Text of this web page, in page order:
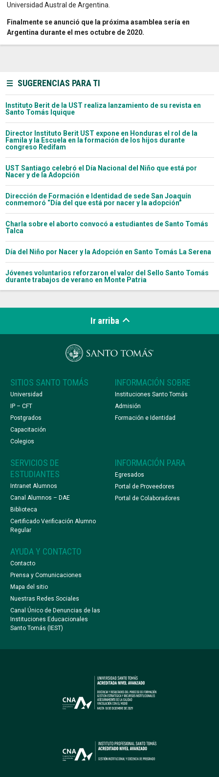
Universidad Austral de Argentina.
Finalmente se anunció que la próxima asamblea sería en
Argentina durante el mes octubre de 2020.
SUGERENCIAS PARA TI
Instituto Berit de la UST realiza lanzamiento de su revista en
Santo Tomás Iquique
Director Instituto Berit UST expone en Honduras el rol de la
Famila y la Escuela en la formación de los hijos durante
congreso Redifam
UST Santiago celebró el Día Nacional del Niño que está por
Nacer y de la Adopción
Dirección de Formación e Identidad de sede San Joaquín
conmemoró “Día del que está por nacer y la adopción”
Charla sobre el aborto convocó a estudiantes de Santo Tomás
Talca
Día del Niño por Nacer y la Adopción en Santo Tomás La Serena
Jóvenes voluntarios reforzaron el valor del Sello Santo Tomás
durante trabajos de verano en Monte Patria
Ir arriba
SITIOS SANTO TOMÁS
Universidad
IP – CFT
Postgrados
Capacitación
Colegios
INFORMACIÓN SOBRE
Instituciones Santo Tomás
Admisión
Formación e Identidad
SERVICIOS DE
ESTUDIANTES
Intranet Alumnos
Canal Alumnos – DAE
Biblioteca
Certificado Verificación Alumno
Regular
INFORMACIÓN PARA
Egresados
Portal de Proveedores
Portal de Colaboradores
AYUDA Y CONTACTO
Contacto
Prensa y Comunicaciones
Mapa del sitio
Nuestras Redes Sociales
Canal Único de Denuncias de las
Instituciones Educacionales
Santo Tomás (IEST)